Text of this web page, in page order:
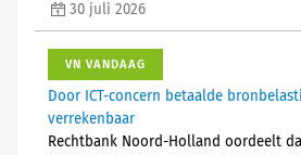
30 juli 2026
VN VANDAAG
Door ICT-concern betaalde
verrekenbaar
Rechtbank Noord-Holland oordeelt